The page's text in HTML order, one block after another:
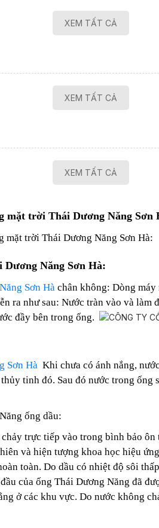
XEM TẤT CẢ
XEM TẤT CẢ
XEM TẤT CẢ
mặt trời Thái Dương Năng Sơn
mặt trời Thái Dương Năng Sơn Hà:
Dương Năng Sơn Hà:
Sơn Hà chân không: Dòng
ra như sau: Nước tràn vào và
đầy bên trong ống.
Sơn Hà Khi chưa có ánh nắng,
tinh đó. Sau đó nước trong ống
ống dầu:
trực tiếp vào trong bình bảo
và hiện tượng khoa học hiệu
toàn. Do dầu có nhiệt độ sôi
của ống Thái Dương Năng đã
ở các khu vực. Do nước không